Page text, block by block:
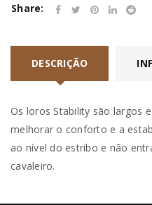
Share:
DESCRIÇÃO
Os loros Stability são largos
melhorar o conforto e a
ao nível do estribo e não
cavaleiro.